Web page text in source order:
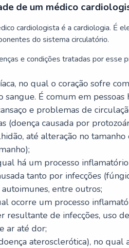
de um médico
cardiologista é a cardiologia. É
do sistema circulatório.
e condições tratadas por esse
no qual o coração sofre
sangue. É comum em
e problemas de
(doença causada por
até alteração no
há um processo
tanto por infecções
entre outros;
ocorre um processo
resultante de infecções, uso
ar até dor;
aterosclerótica), no qual